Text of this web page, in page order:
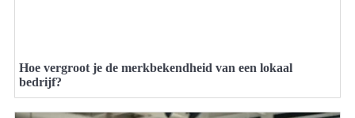
Hoe vergroot je de merkbekendheid van een lokaal
bedrijf?